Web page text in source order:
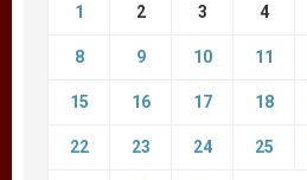
1 2 3 4
8 9 10 11
15 16 17 18
22 23 24 25